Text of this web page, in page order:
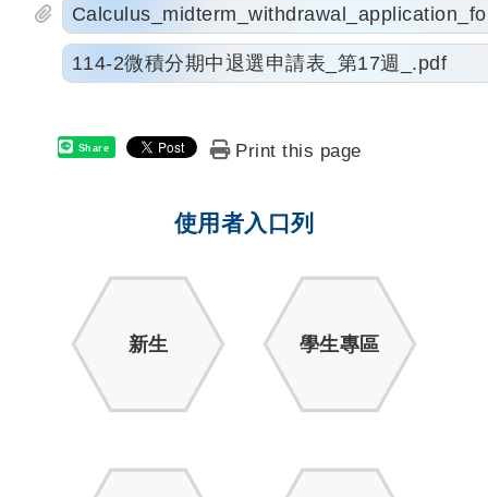
114-2微積分期中退選申請表_第17週_.pdf
Share Print this page
使用者入口列
新生 學生專區